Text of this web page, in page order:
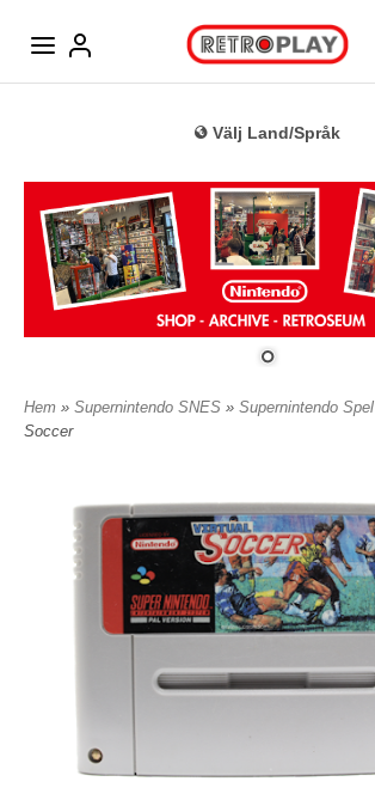
Välj Land/Språk
Hem » Supernintendo SNES » Supernintendo Spel
Soccer